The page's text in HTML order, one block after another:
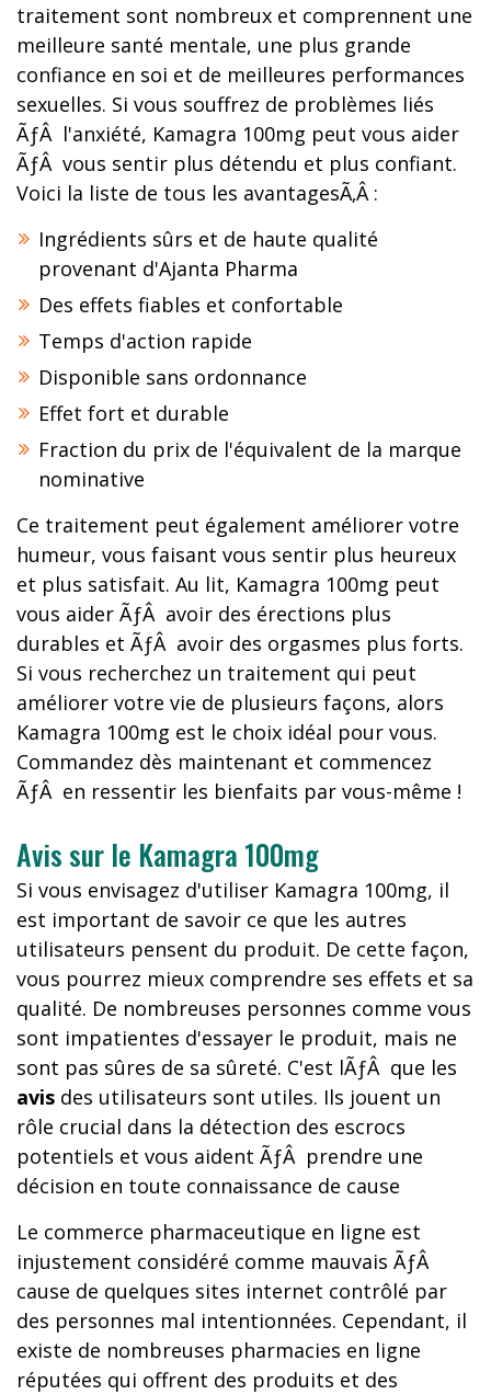
traitement sont nombreux et comprennent une
meilleure santé mentale, une plus grande
confiance en soi et de meilleures performances
sexuelles. Si vous souffrez de problèmes liés
ÃƒÂ l'anxiété, Kamagra 100mg peut vous aider
ÃƒÂ vous sentir plus détendu et plus confiant.
Voici la liste de tous les avantagesÃ‚Â :
Ingrédients sûrs et de haute qualité
provenant d'Ajanta Pharma
Des effets fiables et confortable
Temps d'action rapide
Disponible sans ordonnance
Effet fort et durable
Fraction du prix de l'équivalent de la marque
nominative
Ce traitement peut également améliorer votre
humeur, vous faisant vous sentir plus heureux
et plus satisfait. Au lit, Kamagra 100mg peut
vous aider ÃƒÂ avoir des érections plus
durables et ÃƒÂ avoir des orgasmes plus forts.
Si vous recherchez un traitement qui peut
améliorer votre vie de plusieurs façons, alors
Kamagra 100mg est le choix idéal pour vous.
Commandez dès maintenant et commencez
ÃƒÂ en ressentir les bienfaits par vous-même !
Avis sur le Kamagra 100mg
Si vous envisagez d'utiliser Kamagra 100mg, il
est important de savoir ce que les autres
utilisateurs pensent du produit. De cette façon,
vous pourrez mieux comprendre ses effets et sa
qualité. De nombreuses personnes comme vous
sont impatientes d'essayer le produit, mais ne
sont pas sûres de sa sûreté. C'est lÃƒÂ que les
avis des utilisateurs sont utiles. Ils jouent un
rôle crucial dans la détection des escrocs
potentiels et vous aident ÃƒÂ prendre une
décision en toute connaissance de cause
Le commerce pharmaceutique en ligne est
injustement considéré comme mauvais ÃƒÂ
cause de quelques sites internet contrôlé par
des personnes mal intentionnées. Cependant, il
existe de nombreuses pharmacies en ligne
réputées qui offrent des produits et des